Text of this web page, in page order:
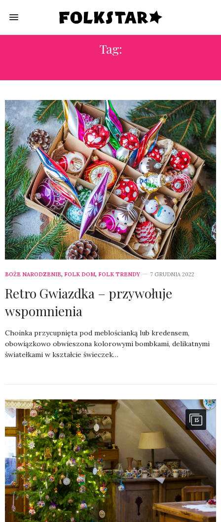
Tag:
BOŻE NARODZENIE, FOLK DOM, FOLK TRENDY 7 GRUDNIA 2022
Retro Gwiazdka – przywołuje
wspomnienia
Choinka przycupnięta pod meblościanką lub kredensem,
obowiązkowo obwieszona kolorowymi bombkami, delikatnymi
światełkami w kształcie świeczek…
15